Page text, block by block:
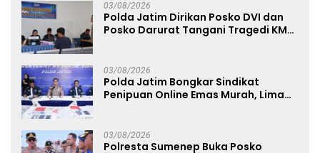
03/08/2026
Polda Jatim Dirikan Posko DVI dan
Posko Darurat Tangani Tragedi KMP
03/08/2026
Polda Jatim Bongkar Sindikat
Penipuan Online Emas Murah, Lima
03/08/2026
Polresta Sumenep Buka Posko